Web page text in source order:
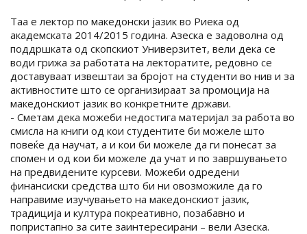
Таа е лектор по македонски јазик во Риека од
академската 2014/2015 година. Азеска е задоволна од
поддршката од скопскиот Универзитет, вели дека се
води грижа за работата на лекторатите, редовно се
доставуваат извештаи за бројот на студенти во нив и за
активностите што се организираат за промоција на
македонскиот јазик во конкретните држави.
- Сметам дека можеби недостига материјал за работа во
смисла на книги од кои студентите би можеле што
повеќе да научат, а и кои би можеле да ги понесат за
спомен и од кои би можеле да учат и по завршувањето
на предвидените курсеви. Можеби одредени
финансиски средства што би ни овозможиле да го
направиме изучувањето на македонскиот јазик,
традиција и култура покреативно, позабавно и
попристапно за сите заинтересирани – вели Азеска.